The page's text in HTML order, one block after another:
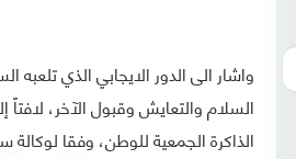
واشار الى الدور الايجابي الذي تلعبه
السلام والتعايش وقبول الآخر،
الذاكرة الجمعية للوطن، وفقا لوكالة